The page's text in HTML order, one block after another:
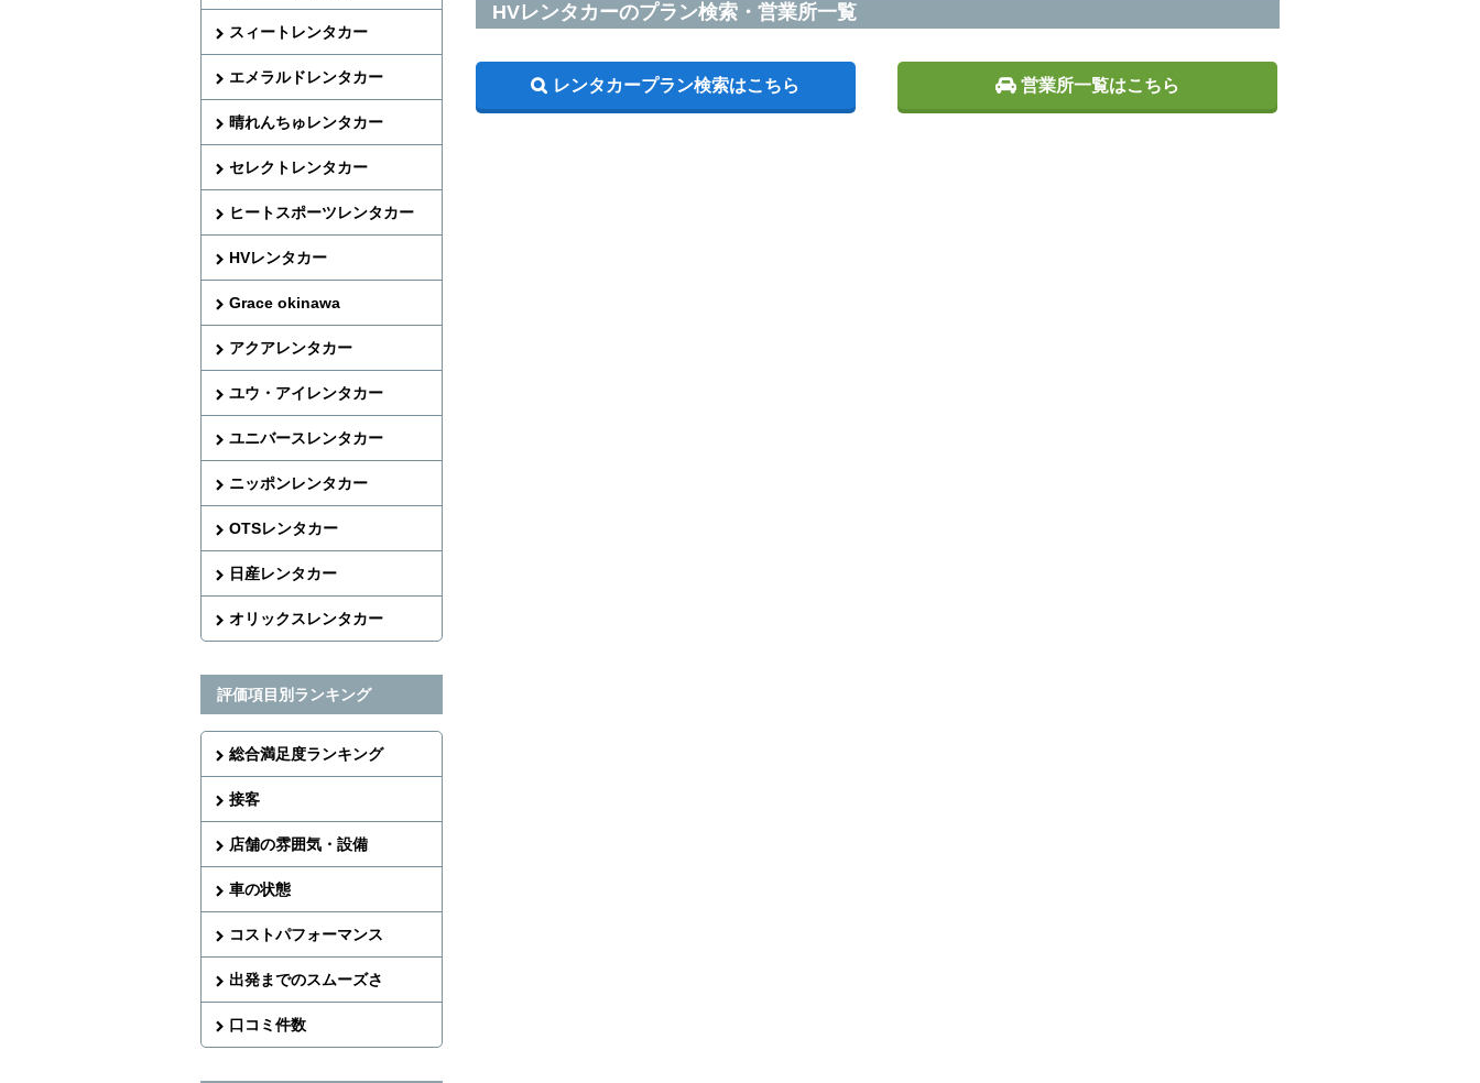
HVレンタカーのプラン検索・営業所一覧
レンタカープラン検索はこちら 営業所一覧はこちら
スィートレンタカー
エメラルドレンタカー
晴れんちゅレンタカー
セレクトレンタカー
ヒートスポーツレンタカー
HVレンタカー
Grace okinawa
アクアレンタカー
ユウ・アイレンタカー
ユニバースレンタカー
ニッポンレンタカー
OTSレンタカー
日産レンタカー
オリックスレンタカー
評価項目別ランキング
総合満足度ランキング
接客
店舗の雰囲気・設備
車の状態
コストパフォーマンス
出発までのスムーズさ
口コミ件数